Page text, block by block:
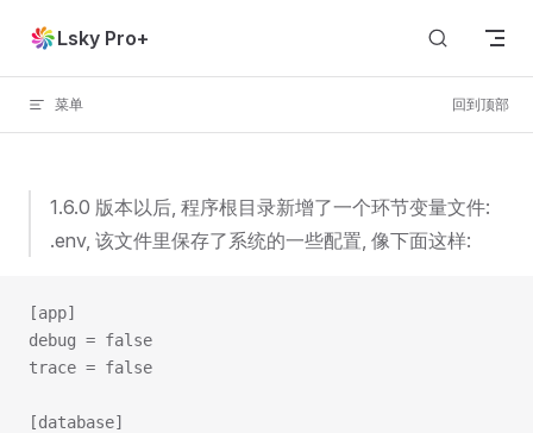
Skip to content
Lsky Pro+
菜单 回到顶部
1.6.0 版本以后, 程序根目录新增了一个环节变量文件:
.env, 该文件里保存了系统的一些配置, 像下面这样:
[app]
debug = false
trace = false
[database]